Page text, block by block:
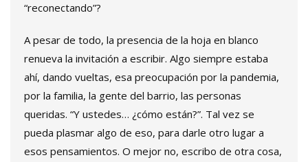
“reconectando”?
A pesar de todo, la presencia de la hoja en blanco
renueva la invitación a escribir. Algo siempre estaba
ahí, dando vueltas, esa preocupación por la pandemia,
por la familia, la gente del barrio, las personas
queridas. “Y ustedes… ¿cómo están?”. Tal vez se
pueda plasmar algo de eso, para darle otro lugar a
esos pensamientos. O mejor no, escribo de otra cosa,